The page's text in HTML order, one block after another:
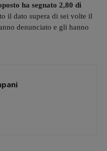
ha segnato 2,80 di
il dato supera di sei volte il
denunciato e gli hanno